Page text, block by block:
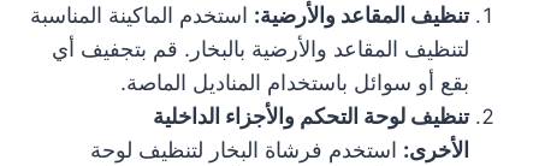
تنظيف المقاعد والأرضية: استخدم الماكينة المناسبة
لتنظيف المقاعد والأرضية بالبخار. قم بتجفيف أي
بقع أو سوائل باستخدام المناديل الماصة.
تنظيف لوحة التحكم والأجزاء الداخلية
الأخرى: استخدم فرشاة البخار لتنظيف لوحة